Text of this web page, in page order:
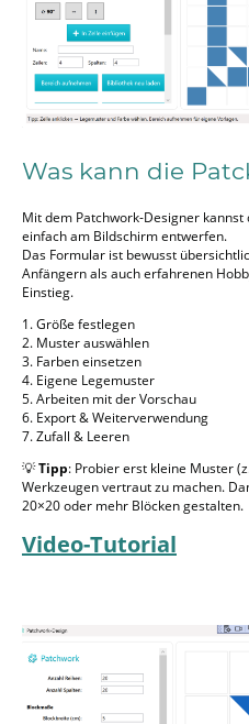
Was kann die
Mit dem Patchwork-Designer
einfach am Bildschirm entwerfen.
Das Formular ist bewusst
Anfängern als auch erfahrenen
Einstieg.
1. Größe festlegen
2. Muster auswählen
3. Farben einsetzen
4. Eigene Legemuster
5. Arbeiten mit der Vorschau
6. Export & Weiterverwendung
7. Zufall & Leeren
💡Tipp: Probier erst kleine Muster
Werkzeugen vertraut zu machen.
20×20 oder mehr Blöcken gestalten.
Video-Tutorial